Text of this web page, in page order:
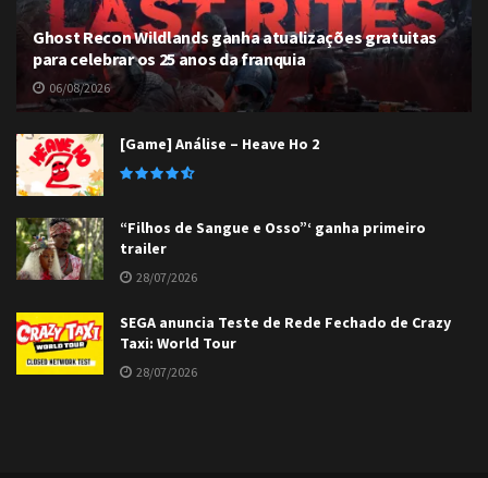
Ghost Recon Wildlands ganha atualizações gratuitas
para celebrar os 25 anos da franquia
06/08/2026
[Game] Análise – Heave Ho 2
“Filhos de Sangue e Osso”‘ ganha primeiro
trailer
28/07/2026
SEGA anuncia Teste de Rede Fechado de Crazy
Taxi: World Tour
28/07/2026